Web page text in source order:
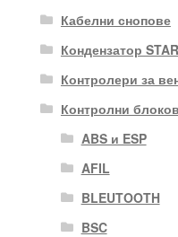
Кабелни снопове
Кондензатор
Контролери за
Контролни
ABS и ESP
AFIL
BLEUTOOTH
BSC